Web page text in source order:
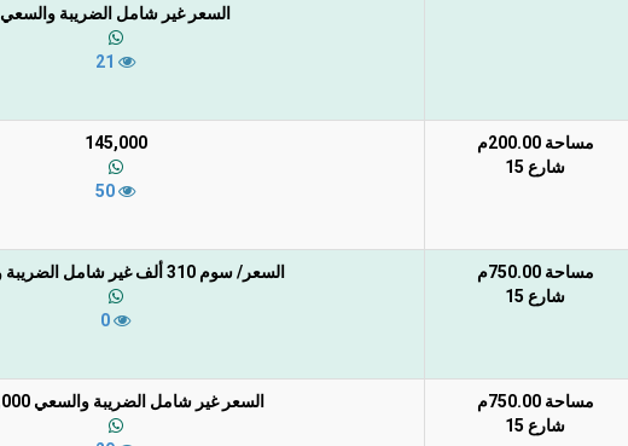
السعر غير شامل الضريبة والسعي
مساحة 200.00م
شارع 15
145,000
مساحة 750.00م
شارع 15
السعر/ سوم 310 ألف غير شامل الضريبة والسعي
مساحة 750.00م
شارع 15
السعر غير شامل الضريبة والسعي 360,000